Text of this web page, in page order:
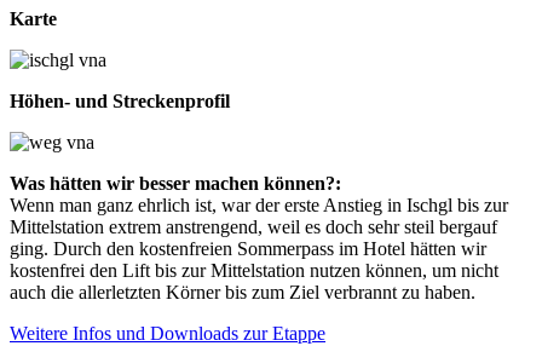
Karte
Höhen- und Streckenprofil
Was hätten wir besser machen können?:
Wenn man ganz ehrlich ist, war der erste Anstieg in Ischgl bis zur
Mittelstation extrem anstrengend, weil es doch sehr steil bergauf
ging. Durch den kostenfreien Sommerpass im Hotel hätten wir
kostenfrei den Lift bis zur Mittelstation nutzen können, um nicht
auch die allerletzten Körner bis zum Ziel verbrannt zu haben.
Weitere Infos und Downloads zur Etappe